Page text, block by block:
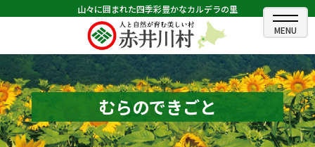
山々に囲まれた四季彩豊かなカルデラの里
ホーム
むらのできごと
むらのプロフィール
むらのできごと